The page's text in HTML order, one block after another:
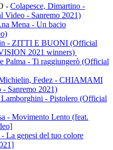
- Colapesce, Dimartino -
Video - Sanremo 2021)
Mena - Un bacio
- ZITTI E BUONI (Official
2021 winners)
Palma - Ti raggiungerò (Official
Fedez - CHIAMAMI
Sanremo 2021)
- Pistolero (Official
- Movimento Lento (feat.
La genesi del tuo colore